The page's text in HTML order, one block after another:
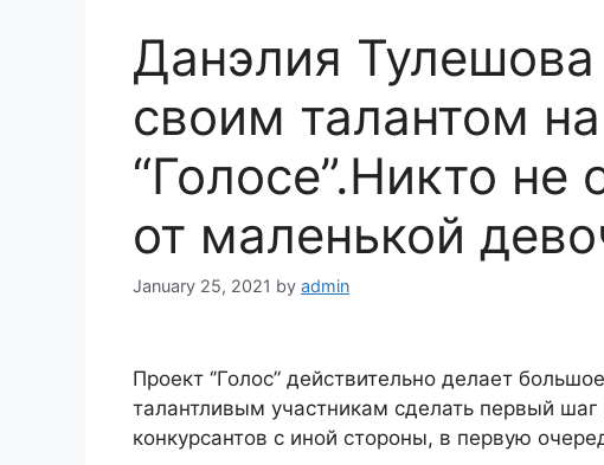
Данэлия
своим талантом
“Голосе”.Никто не
от маленькой
January 25, 2021 by admin
Проект ‘’Голос” действительно делает
талантливым участникам сделать первый
конкурсантов с иной стороны, в первую